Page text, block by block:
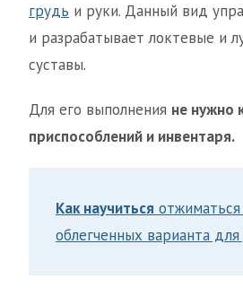
грудь и руки. Данный вид
и разрабатывает локтевые и
суставы.
Для его выполнения не нужно
приспособлений и инвентаря.
Как научиться
облегченных варианта